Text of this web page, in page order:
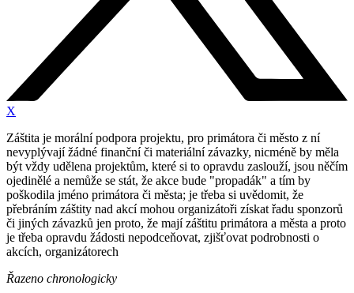
X
Záštita je morální podpora projektu, pro primátora či město z ní
nevyplývají žádné finanční či materiální závazky, nicméně by měla
být vždy udělena projektům, které si to opravdu zaslouží, jsou něčím
ojedinělé a nemůže se stát, že akce bude "propadák" a tím by
poškodila jméno primátora či města; je třeba si uvědomit, že
přebráním záštity nad akcí mohou organizátoři získat řadu sponzorů
či jiných závazků jen proto, že mají záštitu primátora a města a proto
je třeba opravdu žádosti nepodceňovat, zjišťovat podrobnosti o
akcích, organizátorech
Řazeno chronologicky